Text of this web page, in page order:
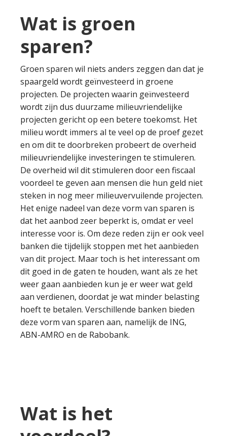
Wat is groen
sparen?
Groen sparen wil niets anders zeggen dan dat je
spaargeld wordt geïnvesteerd in groene
projecten. De projecten waarin geïnvesteerd
wordt zijn dus duurzame milieuvriendelijke
projecten gericht op een betere toekomst. Het
milieu wordt immers al te veel op de proef gezet
en om dit te doorbreken probeert de overheid
milieuvriendelijke investeringen te stimuleren.
De overheid wil dit stimuleren door een fiscaal
voordeel te geven aan mensen die hun geld niet
steken in nog meer milieuvervuilende projecten.
Het enige nadeel van deze vorm van sparen is
dat het aanbod zeer beperkt is, omdat er veel
interesse voor is. Om deze reden zijn er ook veel
banken die tijdelijk stoppen met het aanbieden
van dit project. Maar toch is het interessant om
dit goed in de gaten te houden, want als ze het
weer gaan aanbieden kun je er weer wat geld
aan verdienen, doordat je wat minder belasting
hoeft te betalen. Verschillende banken bieden
deze vorm van sparen aan, namelijk de ING,
ABN-AMRO en de Rabobank.
Wat is het